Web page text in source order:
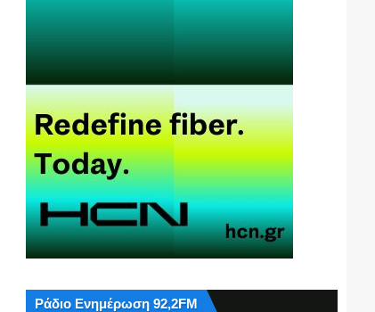
Ράδιο Ενημέρωση 92,2FM